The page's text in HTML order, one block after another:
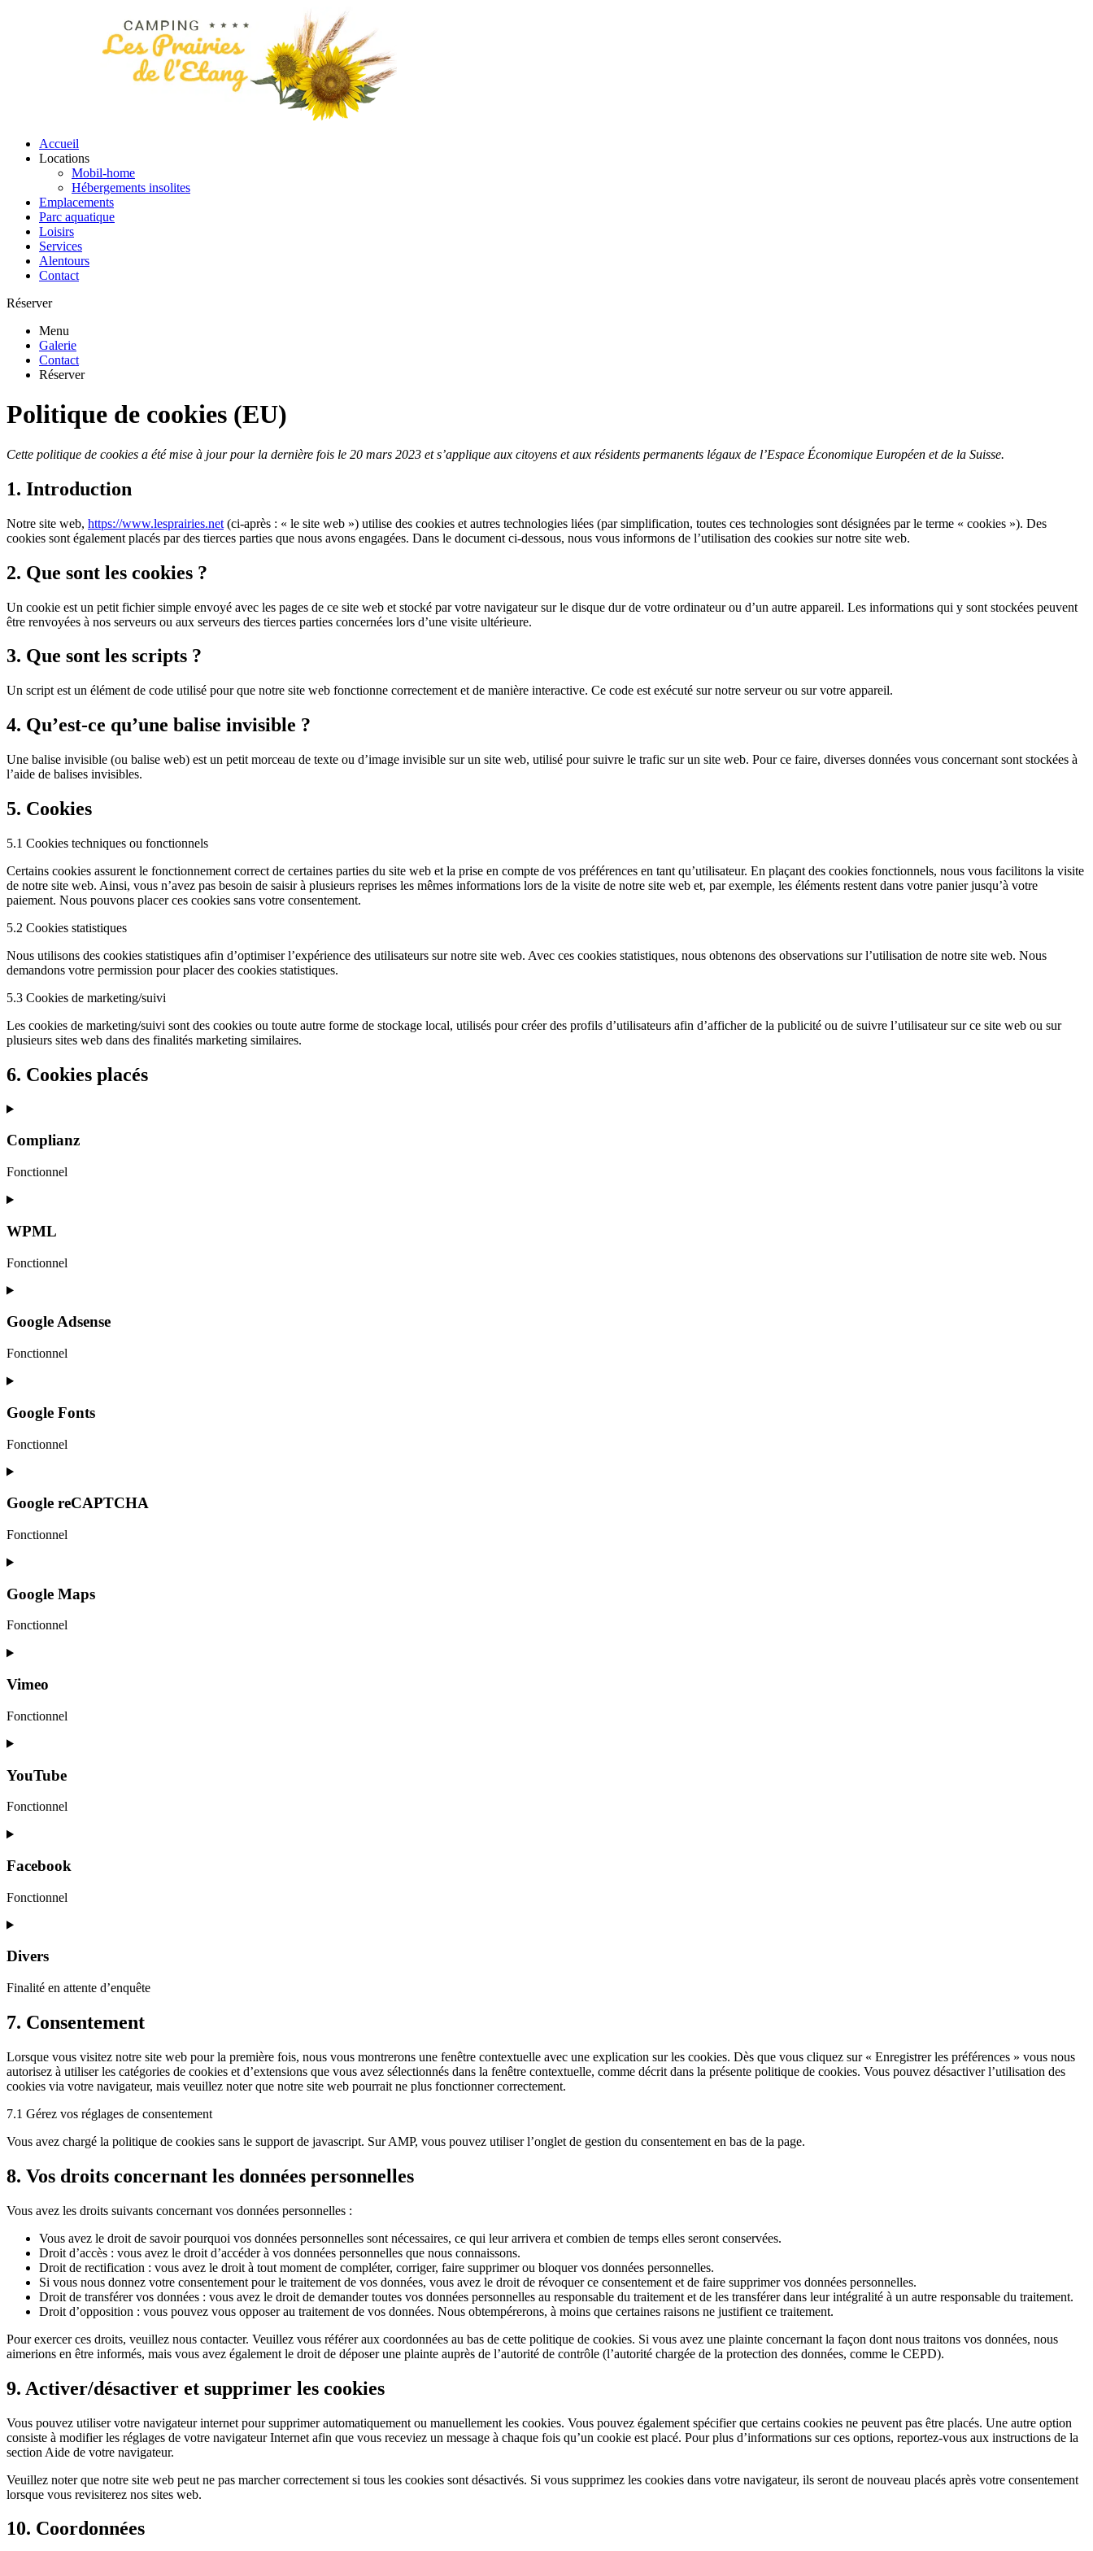
Accueil
Locations
Mobil-home
Hébergements insolites
Emplacements
Parc aquatique
Loisirs
Services
Alentours
Contact
Réserver
Menu
Galerie
Contact
Réserver
Politique de cookies (EU)
Cette politique de cookies a été mise à jour pour la dernière fois le 20 mars 2023 et s’applique aux citoyens et aux résidents permanents légaux de l’Espace Économique Européen et de la Suisse.
1. Introduction
Notre site web, https://www.lesprairies.net (ci-après : « le site web ») utilise des cookies et autres technologies liées (par simplification, toutes ces technologies sont désignées par le terme « cookies »). Des
cookies sont également placés par des tierces parties que nous avons engagées. Dans le document ci-dessous, nous vous informons de l’utilisation des cookies sur notre site web.
2. Que sont les cookies ?
Un cookie est un petit fichier simple envoyé avec les pages de ce site web et stocké par votre navigateur sur le disque dur de votre ordinateur ou d’un autre appareil. Les informations qui y sont stockées peuvent
être renvoyées à nos serveurs ou aux serveurs des tierces parties concernées lors d’une visite ultérieure.
3. Que sont les scripts ?
Un script est un élément de code utilisé pour que notre site web fonctionne correctement et de manière interactive. Ce code est exécuté sur notre serveur ou sur votre appareil.
4. Qu’est-ce qu’une balise invisible ?
Une balise invisible (ou balise web) est un petit morceau de texte ou d’image invisible sur un site web, utilisé pour suivre le trafic sur un site web. Pour ce faire, diverses données vous concernant sont stockées à
l’aide de balises invisibles.
5. Cookies
5.1 Cookies techniques ou fonctionnels
Certains cookies assurent le fonctionnement correct de certaines parties du site web et la prise en compte de vos préférences en tant qu’utilisateur. En plaçant des cookies fonctionnels, nous vous facilitons la visite
de notre site web. Ainsi, vous n’avez pas besoin de saisir à plusieurs reprises les mêmes informations lors de la visite de notre site web et, par exemple, les éléments restent dans votre panier jusqu’à votre
paiement. Nous pouvons placer ces cookies sans votre consentement.
5.2 Cookies statistiques
Nous utilisons des cookies statistiques afin d’optimiser l’expérience des utilisateurs sur notre site web. Avec ces cookies statistiques, nous obtenons des observations sur l’utilisation de notre site web. Nous
demandons votre permission pour placer des cookies statistiques.
5.3 Cookies de marketing/suivi
Les cookies de marketing/suivi sont des cookies ou toute autre forme de stockage local, utilisés pour créer des profils d’utilisateurs afin d’afficher de la publicité ou de suivre l’utilisateur sur ce site web ou sur
plusieurs sites web dans des finalités marketing similaires.
6. Cookies placés
Complianz
Fonctionnel
WPML
Fonctionnel
Google Adsense
Fonctionnel
Google Fonts
Fonctionnel
Google reCAPTCHA
Fonctionnel
Google Maps
Fonctionnel
Vimeo
Fonctionnel
YouTube
Fonctionnel
Facebook
Fonctionnel
Divers
Finalité en attente d’enquête
7. Consentement
Lorsque vous visitez notre site web pour la première fois, nous vous montrerons une fenêtre contextuelle avec une explication sur les cookies. Dès que vous cliquez sur « Enregistrer les préférences » vous nous
autorisez à utiliser les catégories de cookies et d’extensions que vous avez sélectionnés dans la fenêtre contextuelle, comme décrit dans la présente politique de cookies. Vous pouvez désactiver l’utilisation des
cookies via votre navigateur, mais veuillez noter que notre site web pourrait ne plus fonctionner correctement.
7.1 Gérez vos réglages de consentement
Vous avez chargé la politique de cookies sans le support de javascript. Sur AMP, vous pouvez utiliser l’onglet de gestion du consentement en bas de la page.
8. Vos droits concernant les données personnelles
Vous avez les droits suivants concernant vos données personnelles :
Vous avez le droit de savoir pourquoi vos données personnelles sont nécessaires, ce qui leur arrivera et combien de temps elles seront conservées.
Droit d’accès : vous avez le droit d’accéder à vos données personnelles que nous connaissons.
Droit de rectification : vous avez le droit à tout moment de compléter, corriger, faire supprimer ou bloquer vos données personnelles.
Si vous nous donnez votre consentement pour le traitement de vos données, vous avez le droit de révoquer ce consentement et de faire supprimer vos données personnelles.
Droit de transférer vos données : vous avez le droit de demander toutes vos données personnelles au responsable du traitement et de les transférer dans leur intégralité à un autre responsable du traitement.
Droit d’opposition : vous pouvez vous opposer au traitement de vos données. Nous obtempérerons, à moins que certaines raisons ne justifient ce traitement.
Pour exercer ces droits, veuillez nous contacter. Veuillez vous référer aux coordonnées au bas de cette politique de cookies. Si vous avez une plainte concernant la façon dont nous traitons vos données, nous
aimerions en être informés, mais vous avez également le droit de déposer une plainte auprès de l’autorité de contrôle (l’autorité chargée de la protection des données, comme le CEPD).
9. Activer/désactiver et supprimer les cookies
Vous pouvez utiliser votre navigateur internet pour supprimer automatiquement ou manuellement les cookies. Vous pouvez également spécifier que certains cookies ne peuvent pas être placés. Une autre option
consiste à modifier les réglages de votre navigateur Internet afin que vous receviez un message à chaque fois qu’un cookie est placé. Pour plus d’informations sur ces options, reportez-vous aux instructions de la
section Aide de votre navigateur.
Veuillez noter que notre site web peut ne pas marcher correctement si tous les cookies sont désactivés. Si vous supprimez les cookies dans votre navigateur, ils seront de nouveau placés après votre consentement
lorsque vous revisiterez nos sites web.
10. Coordonnées